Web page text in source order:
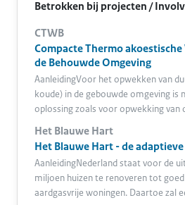
Betrokken bij projecten /
CTWB
Compacte Thermo
de Behouwde Omgeving
AanleidingVoor het opwekken van
koude) in de gebouwde omgeving is
oplossing zoals voor opwekking van
Het Blauwe Hart
Het Blauwe Hart - de
AanleidingNederland staat voor de
miljoen huizen te renoveren tot
aardgasvrije woningen. Daartoe zal